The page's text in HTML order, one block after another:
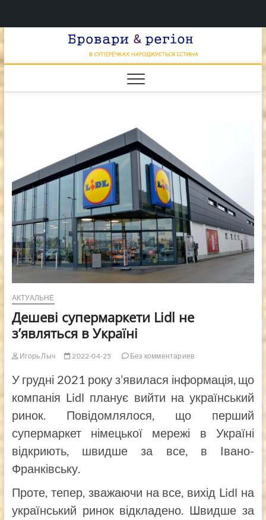
содержимому
НАРОДЖУЄТЬСЯ
АКТУАЛЬНЕ
Дешеві супермаркети Lidl не
з’являться в Україні
Игорь Лыч 2022-04-25 Без комментариев
У грудні 2021 року з’явилася інформація, що
компанія Lidl планує вийти на український
ринок. Повідомлялося, що перший
супермаркет німецької мережі в Україні
відкриють, швидше за все, в Івано-
Франківську.
Проте, тепер, зважаючи на все, вихід Lidl на
український ринок відкладено. Швидше за